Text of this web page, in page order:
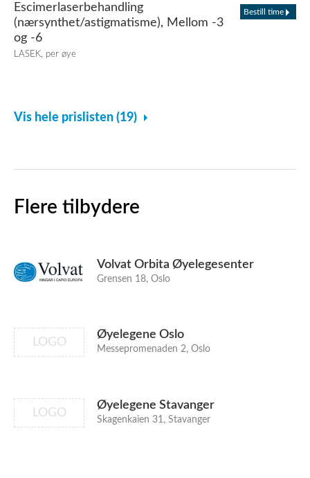
Escimerlaserbehandling
(nærsynthet/astigmatisme), Mellom -3
og -6
LASEK, per øye
Bestill time
Vis hele prislisten (19)
Flere tilbydere
Volvat Orbita Øyelegesenter
Grensen 18, Oslo
LOGO
Øyelegene Oslo
Messepromenaden 2, Oslo
LOGO
Øyelegene Stavanger
Skagenkaien 31, Stavanger